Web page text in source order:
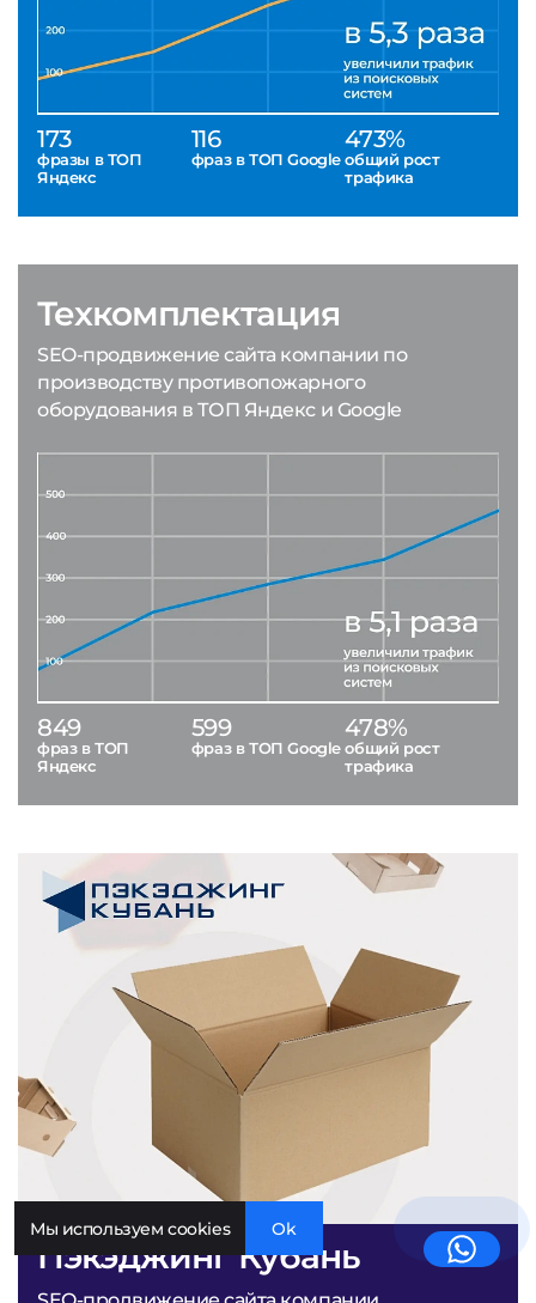
173
фразы в ТОП
Яндекс
116
фраз в ТОП Google
473%
общий рост
трафика
Пэкэджинг Кубань
Техкомплектация
SEO-продвижение сайта компании по
производству противопожарного
оборудования в ТОП Яндекс и Google
849
фраз в ТОП
Яндекс
599
фраз в ТОП Google
478%
общий рост
трафика
Мы используем cookies Ok